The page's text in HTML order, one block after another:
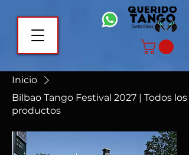
Inicio
Bilbao Tango Festival 2027 | Todos los
productos